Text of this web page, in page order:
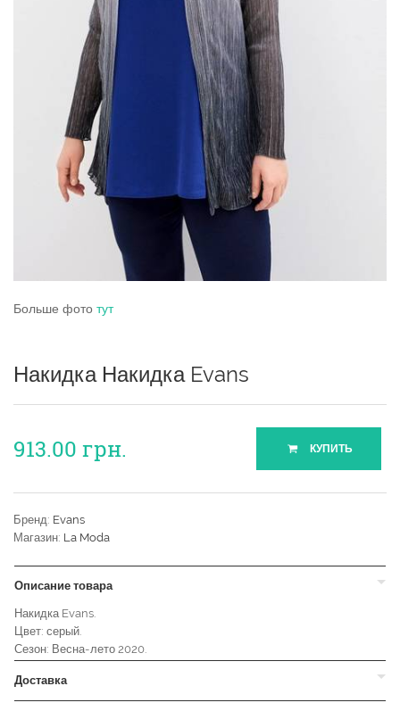
Больше фото тут
Накидка Накидка Evans
913.00 грн. КУПИТЬ
Бренд: Evans
Магазин: La Moda
Описание товара
Накидка Evans.
Цвет: серый.
Сезон: Весна-лето 2020.
Доставка